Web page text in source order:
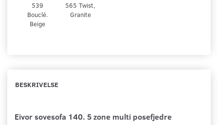
539
Bouclé.
Beige
565 Twist,
Granite
BESKRIVELSE
Eivor sovesofa 140. 5 zone multi posefjedre